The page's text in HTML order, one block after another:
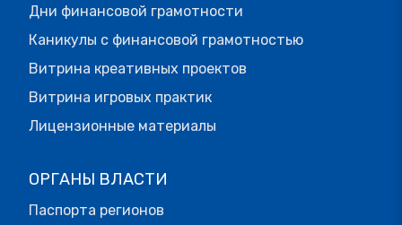
Дни финансовой грамотности
Каникулы с финансовой грамотностью
Витрина креативных проектов
Витрина игровых практик
Лицензионные материалы
ОРГАНЫ ВЛАСТИ
Паспорта регионов